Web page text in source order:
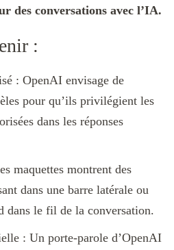
des conversations avec l’IA.
:
: OpenAI envisage de
pour qu’ils privilégient les
dans les réponses
maquettes montrent des
dans une barre latérale ou
dans le fil de la conversation.
: Un porte-parole d’OpenAI